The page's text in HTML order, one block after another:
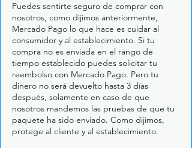
Puedes sentirte seguro de comprar con
nosotros, como dijimos anteriormente,
Mercado Pago lo que hace es cuidar al
consumidor y al establecimiento. Si tu
compra no es enviada en el rango de
tiempo establecido puedes solicitar tu
reembolso con Mercado Pago. Pero tu
dinero no será devuelto hasta 3 días
después, solamente en caso de que
nosotros mandemos las pruebas de que tu
paquete ha sido enviado. Como dijimos,
protege al cliente y al establecimiento.